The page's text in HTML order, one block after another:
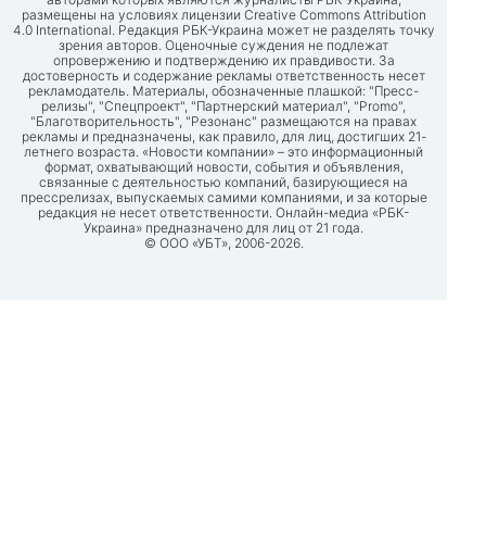
размещены на условиях лицензии Creative Commons Attribution
4.0 International. Редакция РБК-Украина может не разделять точку
зрения авторов. Оценочные суждения не подлежат
опровержению и подтверждению их правдивости. За
достоверность и содержание рекламы ответственность несет
рекламодатель. Материалы, обозначенные плашкой: "Пресс-
релизы", "Спецпроект", "Партнерский материал", "Promo",
"Благотворительность", "Резонанс" размещаются на правах
рекламы и предназначены, как правило, для лиц, достигших 21-
летнего возраста. «Новости компании» – это информационный
формат, охватывающий новости, события и объявления,
связанные с деятельностью компаний, базирующиеся на
прессрелизах, выпускаемых самими компаниями, и за которые
редакция не несет ответственности. Онлайн-медиа «РБК-
Украина» предназначено для лиц от 21 года.
© ООО «УБТ», 2006-2026.